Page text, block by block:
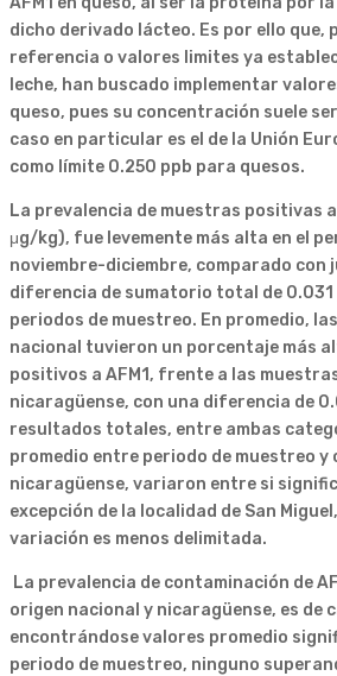
dicho derivado lácteo. Es por ello que,
referencia o valores limites ya
leche, han buscado implementar
queso, pues su concentración suele
caso en particular es el de la Unión
como límite 0.250 ppb para quesos.
La prevalencia de muestras positivas
μg/kg), fue levemente más alta en el
noviembre-diciembre, comparado con
diferencia de sumatorio total de
periodos de muestreo. En promedio,
nacional tuvieron un porcentaje más
positivos a AFM1, frente a las
nicaragüense, con una diferencia de
resultados totales, entre ambas
promedio entre periodo de muestreo
nicaragüense, variaron entre si
excepción de la localidad de San
variación es menos delimitada.
La prevalencia de contaminación de
origen nacional y nicaragüense, es de
encontrándose valores promedio
periodo de muestreo, ninguno